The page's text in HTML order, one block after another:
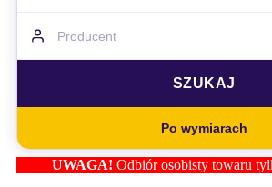
Po wymiarach
UWAGA!Odbiór osobisty towaru tylko